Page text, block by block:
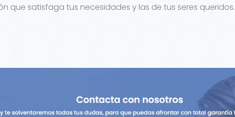
que satisfaga tus necesidades y las de tus seres queridos.